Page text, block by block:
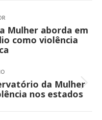
Mulher aborda em
como violência
da Mulher
nos estados